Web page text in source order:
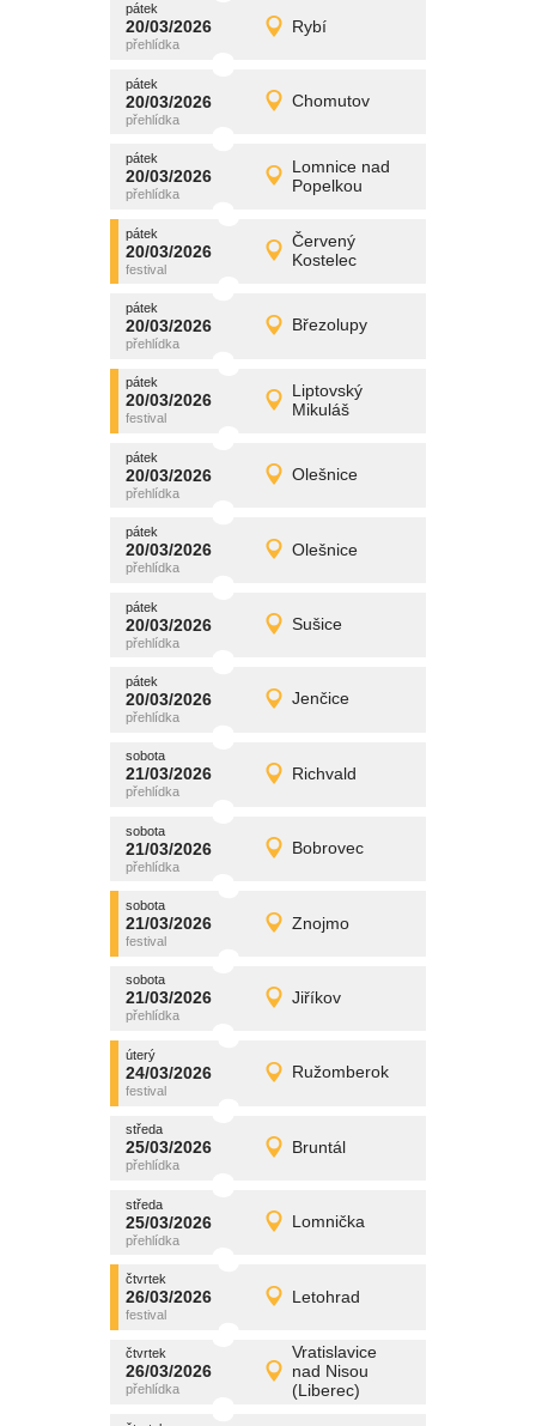
pátek
20/03/2026 Rybí
pátek
20/03/2026 Detail
promítání
pátek
20/03/2026 Chomutov
pátek
20/03/2026 Detail
promítání
pátek
20/03/2026
Lomnice nad
Popelkou
pátek
20/03/2026 Detail
promítání
pátek
20/03/2026
Červený
Kostelec
pátek
20/03/2026 Detail
promítání
pátek
20/03/2026 Březolupy
pátek
20/03/2026 Detail
promítání
pátek
20/03/2026
Liptovský
Mikuláš
pátek
20/03/2026 Detail
promítání
pátek
20/03/2026 Olešnice
pátek
20/03/2026 Detail
promítání
pátek
20/03/2026 Olešnice
pátek
20/03/2026 Detail
promítání
pátek
20/03/2026 Sušice
pátek
20/03/2026 Detail
promítání
pátek
20/03/2026 Jenčice
pátek
20/03/2026 Detail
promítání
sobota
21/03/2026 Richvald
sobota
21/03/2026 Detail
promítání
sobota
21/03/2026 Bobrovec
sobota
21/03/2026 Detail
promítání
sobota
21/03/2026 Znojmo
sobota
21/03/2026 Detail
promítání
sobota
21/03/2026 Jiříkov
sobota
21/03/2026 Detail
promítání
úterý
24/03/2026 Ružomberok
úterý
24/03/2026 Detail
promítání
středa
25/03/2026 Bruntál
středa
25/03/2026 Detail
promítání
středa
25/03/2026 Lomnička
středa
25/03/2026 Detail
promítání
čtvrtek
26/03/2026 Letohrad
čtvrtek
26/03/2026 Detail
promítání
čtvrtek
26/03/2026
Vratislavice
nad Nisou
(Liberec)
čtvrtek
26/03/2026 Detail
promítání